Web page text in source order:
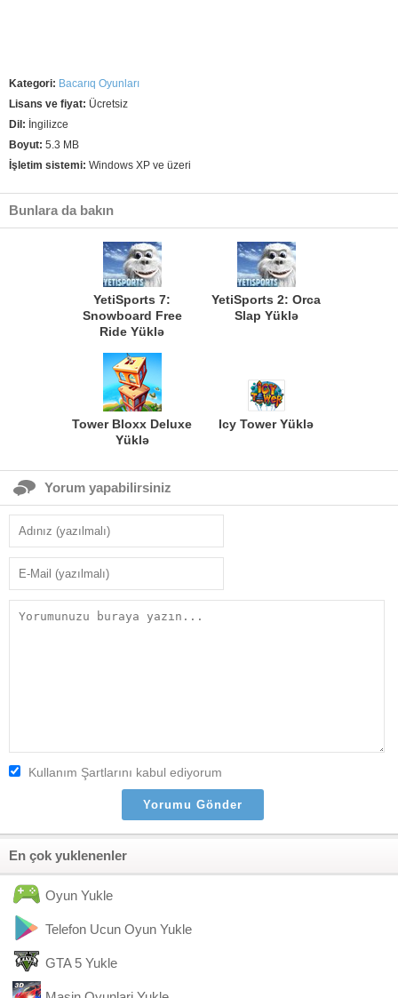
Kategori: Bacarıq Oyunları
Lisans ve fiyat: Ücretsiz
Dil: İngilizce
Boyut: 5.3 MB
İşletim sistemi: Windows XP ve üzeri
Bunlara da bakın
YetiSports 7:
Snowboard Free
Ride Yüklə
YetiSports 2: Orca
Slap Yüklə
Tower Bloxx Deluxe
Yüklə
Icy Tower Yüklə
Yorum yapabilirsiniz
Kullanım Şartlarını kabul ediyorum
En çok yuklenenler
Oyun Yukle
Telefon Ucun Oyun Yukle
GTA 5 Yukle